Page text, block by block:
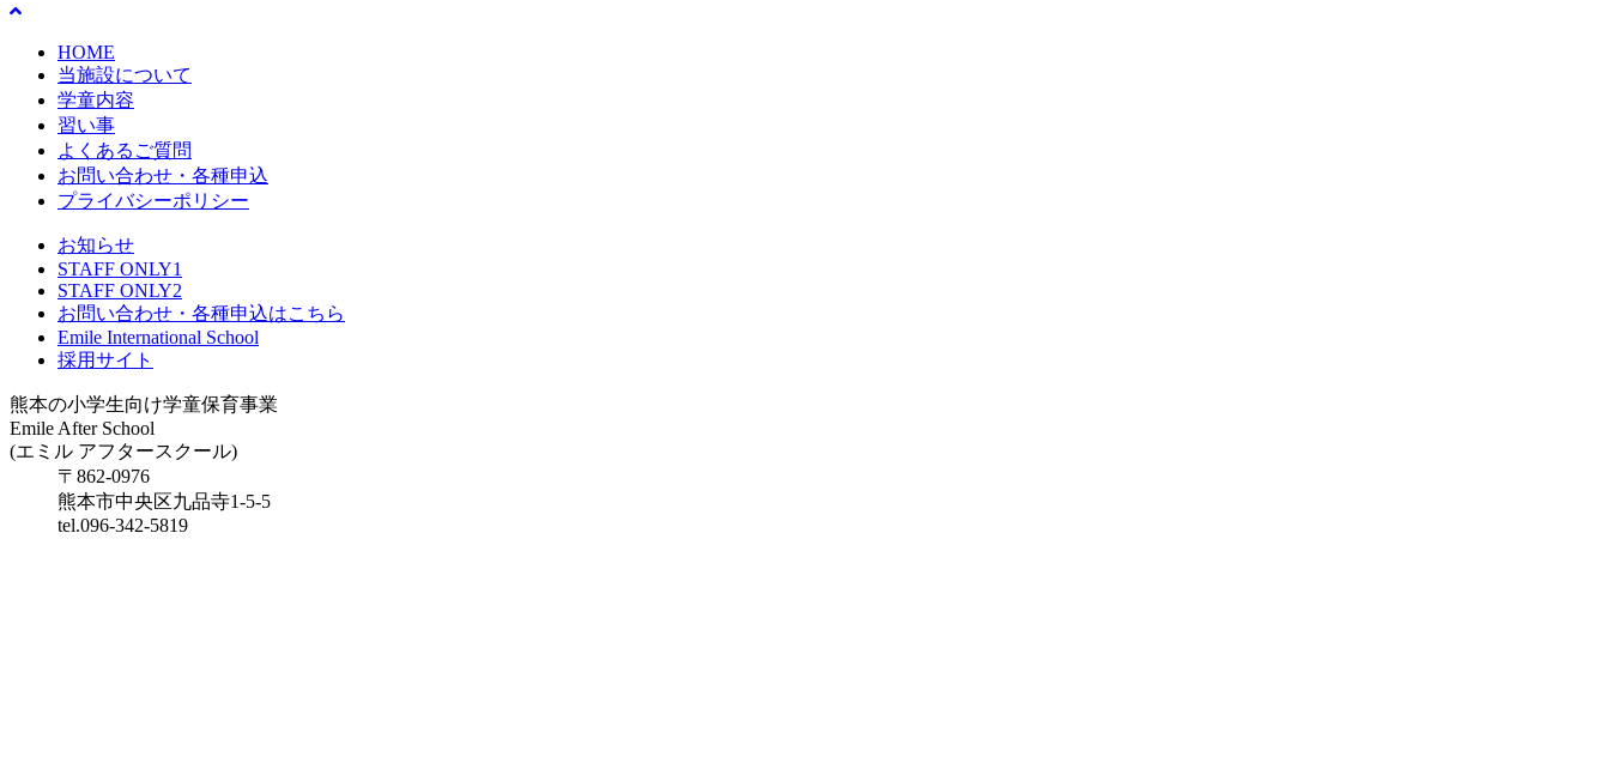
HOME
当施設について
学童内容
習い事
よくあるご質問
お問い合わせ・各種申込
プライバシーポリシー
お知らせ
STAFF ONLY1
STAFF ONLY2
お問い合わせ・各種申込はこちら
Emile International School
採用サイト
熊本の小学生向け学童保育事業
Emile After School
(エミル アフタースクール)
〒862-0976
熊本市中央区九品寺1-5-5
tel.096-342-5819